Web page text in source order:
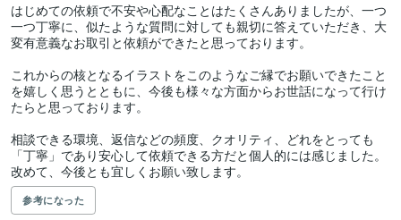
はじめての依頼で不安や心配なことはたくさんありましたが、一つ
一つ丁寧に、似たような質問に対しても親切に答えていただき、大
変有意義なお取引と依頼ができたと思っております。
これからの核となるイラストをこのようなご縁でお願いできたこと
を嬉しく思うとともに、今後も様々な方面からお世話になって行け
たらと思っております。
相談できる環境、返信などの頻度、クオリティ、どれをとっても
「丁寧」であり安心して依頼できる方だと個人的には感じました。
改めて、今後とも宜しくお願い致します。
参考になった